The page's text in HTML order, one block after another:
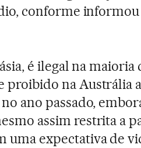
conforme informou
é ilegal na maioria
proibido na Austrália
ano passado,
assim restrita a
uma expectativa de